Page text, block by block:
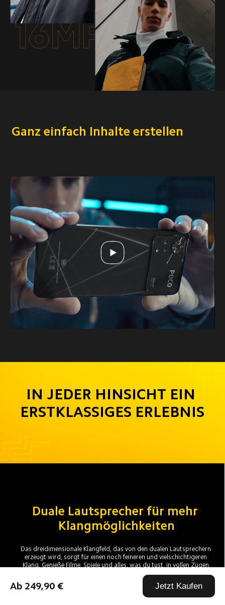
Ab 249,90 € Jetzt Kaufen
Ganz einfach Inhalte erstellen
IN JEDER HINSICHT EIN
ERSTKLASSIGES ERLEBNIS
Duale Lautsprecher für mehr
Klangmöglichkeiten
Das dreidimensionale Klangfeld, das von den dualen Lautsprechern
erzeugt wird, sorgt für einen noch feineren und vielschichtigeren
Klang. Genieße Filme, Spiele und alles, was du tust, in vollen Zügen.